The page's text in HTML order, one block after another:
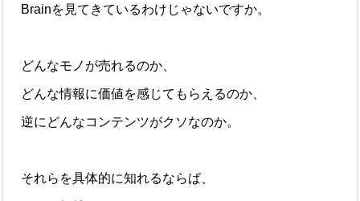
Brainを見てきているわけじゃないですか。
どんなモノが売れるのか、
どんな情報に価値を感じてもらえるのか、
逆にどんなコンテンツがクソなのか。
それらを具体的に知れるならば、